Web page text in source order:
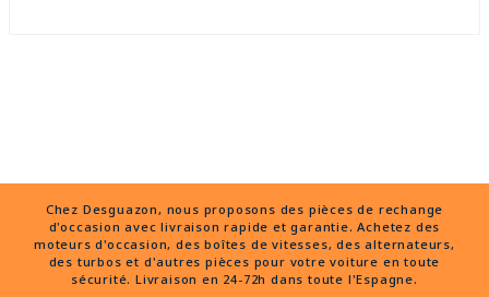
Chez Desguazon, nous proposons des pièces de rechange
d'occasion avec livraison rapide et garantie. Achetez des
moteurs d'occasion, des boîtes de vitesses, des alternateurs,
des turbos et d'autres pièces pour votre voiture en toute
sécurité. Livraison en 24-72h dans toute l'Espagne.